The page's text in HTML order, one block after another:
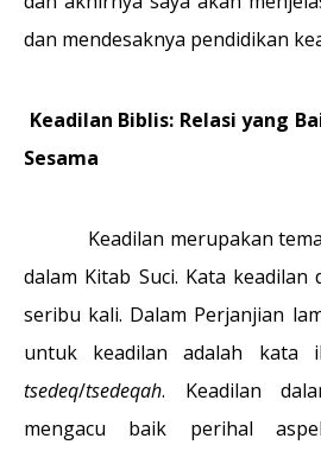
dan mendesaknya pendidikan
Keadilan Biblis: Relasi yang
Sesama
Keadilan merupakan tema
dalam Kitab Suci. Kata
seribu kali. Dalam Perjanjian
untuk keadilan adalah kata
tsedeq/tsedeqah. Keadilan
mengacu baik perihal